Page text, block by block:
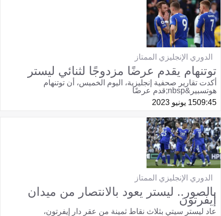
الدوري الإنجليزي الممتاز
توتنهام يقدم عرضًا مزدوجًا لثنائي ليستر
أكدت تقارير صحفية إنجليزية، اليوم الخميس، أن توتنهام
هوتسبير&nbsp;قدم عرضًا
09:4515 يونيو 2023
الدوري الإنجليزي الممتاز
بالصور.. ليستر يعود بالانتصار من ميدان
إيفرتون
عاد ليستر سيتي بثلاث نقاط ثمينة من عقر دار إيفرتون،